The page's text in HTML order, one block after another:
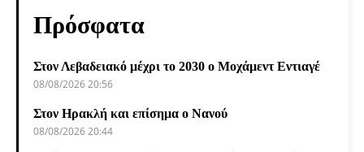
Πρόσφατα
Στον Λεβαδειακό μέχρι το 2030 ο Μοχάμεντ Εντιαγέ
08/08/2026 20:56
Στον Ηρακλή και επίσημα ο Νανού
08/08/2026 20:44